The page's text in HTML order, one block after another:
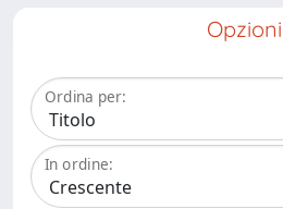
Opzioni
Ordina per:
In ordine: